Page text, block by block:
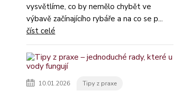
vysvětlíme, co by nemělo chybět ve
výbavě začínajícího rybáře a na co se p...
číst celé
10.01.2026 Tipy z praxe